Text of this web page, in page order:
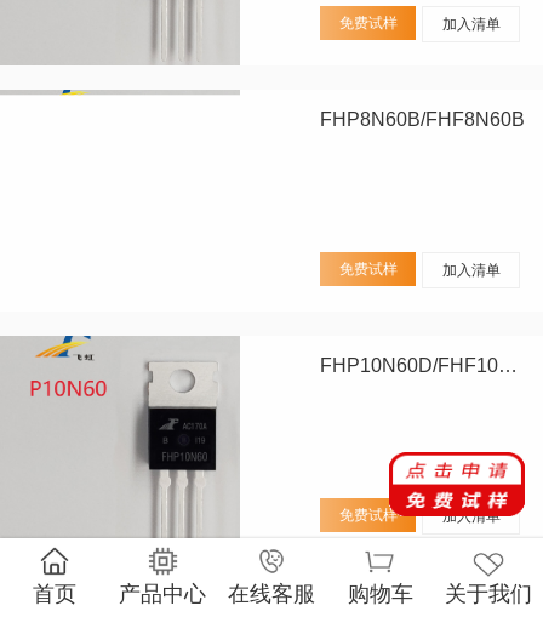
免费试样 加入清单
FHP8N60B/FHF8N60B
免费试样 加入清单
FHP10N60D/FHF10N60D
免费试样 加入清单
首页 产品中心 在线客服 购物车 关于我们